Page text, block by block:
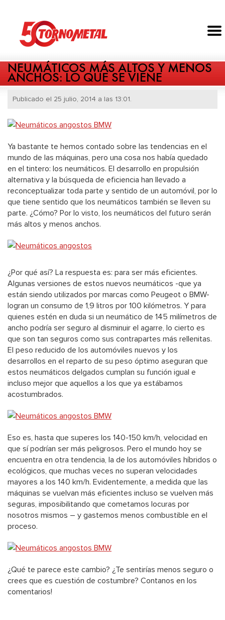
NEUMÁTICOS MÁS ALTOS Y MENOS
ANCHOS: LO QUE SE VIENE
Publicado el 25 julio, 2014 a las 13:01.
Ya bastante te hemos contado sobre las tendencias en el
mundo de las máquinas, pero una cosa nos había quedado
en el tintero: los neumáticos. El desarrollo en propulsión
alternativa y la búsqueda de eficiencia han llevado a
reconceptualizar toda parte y sentido de un automóvil, por lo
que tiene sentido que los neumáticos también se lleven su
parte. ¿Cómo? Por lo visto, los neumáticos del futuro serán
más altos y menos anchos.
¿Por qué así? La respuesta es: para ser más eficientes.
Algunas versiones de estos nuevos neumáticos -que ya
están siendo utilizados por marcas como Peugeot o BMW-
logran un consumo de 1,9 litros por 100 kilómetros. Y para
quienes estén en duda si un neumático de 145 milímetros de
ancho podría ser seguro al disminuir el agarre, lo cierto es
que son tan seguros como sus contrapartes más rellenitas.
El peso reducido de los automóviles nuevos y los
desarrollos en el reparto de su peso óptimo aseguran que
estos neumáticos delgados cumplan su función igual e
incluso mejor que aquellos a los que ya estábamos
acostumbrados.
Eso es, hasta que superes los 140-150 km/h, velocidad en
que sí podrían ser más peligrosos. Pero el mundo hoy se
encuentra en otra tendencia, la de los automóviles híbridos o
ecológicos, que muchas veces no superan velocidades
mayores a los 140 km/h. Evidentemente, a medida que las
máquinas se vuelvan más eficientes incluso se vuelven más
seguras, imposibilitando que cometamos locuras por
nosotros mismos – y gastemos menos combustible en el
proceso.
¿Qué te parece este cambio? ¿Te sentirías menos seguro o
crees que es cuestión de costumbre? Contanos en los
comentarios!